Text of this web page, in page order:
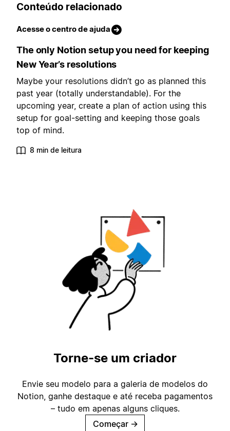
Conteúdo relacionado
Acesse o centro de ajuda
The only Notion setup you need for keeping
New Year’s resolutions
Maybe your resolutions didn’t go as planned this
past year (totally understandable). For the
upcoming year, create a plan of action using this
setup for goal-setting and keeping those goals
top of mind.
8 min de leitura
Torne-se um criador
Envie seu modelo para a galeria de modelos do
Notion, ganhe destaque e até receba pagamentos
– tudo em apenas alguns cliques.
Começar →